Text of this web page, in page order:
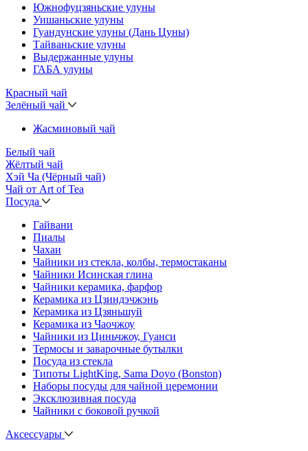
Южнофуцзяньские улуны
Уишаньские улуны
Гуандунские улуны (Дань Цуны)
Тайваньские улуны
Выдержанные улуны
ГАБА улуны
Красный чай
Зелёный чай
Жасминовый чай
Белый чай
Жёлтый чай
Хэй Ча (Чёрный чай)
Чай от Art of Tea
Посуда
Гайвани
Пиалы
Чахаи
Чайники из стекла, колбы, термостаканы
Чайники Исинская глина
Чайники керамика, фарфор
Керамика из Цзиндэчжэнь
Керамика из Цзяньшуй
Керамика из Чаочжоу
Чайники из Циньчжоу, Гуанси
Термосы и заварочные бутылки
Посуда из стекла
Типоты LightKing, Sama Doyo (Bonston)
Наборы посуды для чайной церемонии
Эксклюзивная посуда
Чайники с боковой ручкой
Аксессуары